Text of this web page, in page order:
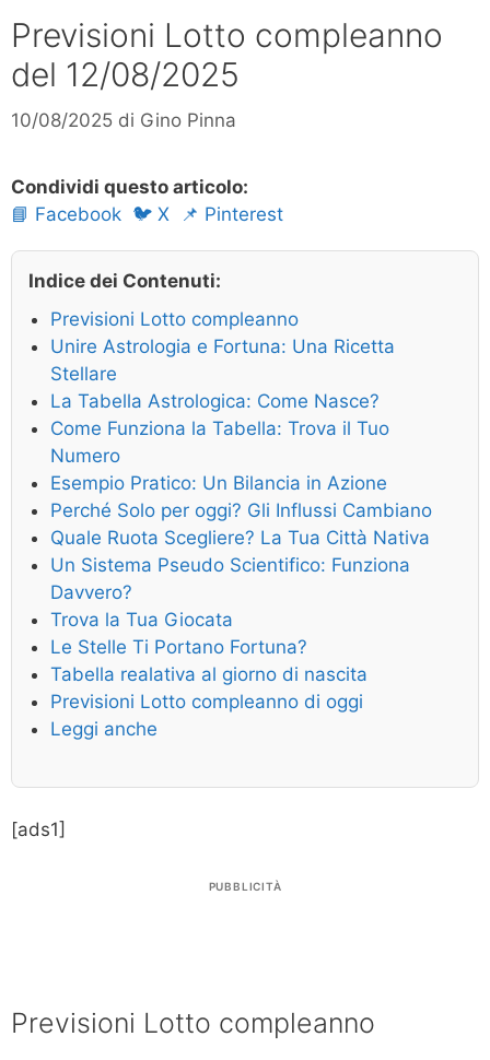
Previsioni Lotto compleanno
del 12/08/2025
10/08/2025 di Gino Pinna
Condividi questo articolo:
📘 Facebook 🐦 X 📌 Pinterest
Indice dei Contenuti:
Previsioni Lotto compleanno
Unire Astrologia e Fortuna: Una Ricetta
Stellare
La Tabella Astrologica: Come Nasce?
Come Funziona la Tabella: Trova il Tuo
Numero
Esempio Pratico: Un Bilancia in Azione
Perché Solo per oggi? Gli Influssi Cambiano
Quale Ruota Scegliere? La Tua Città Nativa
Un Sistema Pseudo Scientifico: Funziona
Davvero?
Trova la Tua Giocata
Le Stelle Ti Portano Fortuna?
Tabella realativa al giorno di nascita
Previsioni Lotto compleanno di oggi
Leggi anche
[ads1]
PUBBLICITÀ
Previsioni Lotto compleanno